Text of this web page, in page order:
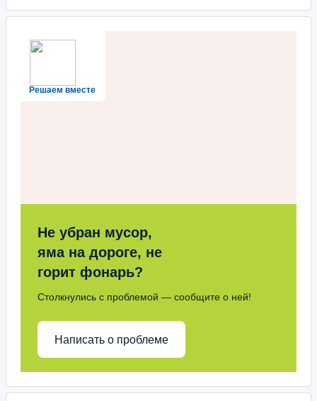
Решаем вместе
Не убран мусор,
яма на дороге, не
горит фонарь?
Столкнулись с проблемой — сообщите о ней!
Написать о проблеме